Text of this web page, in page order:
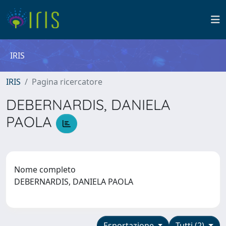
IRIS
IRIS Pagina ricercatore
DEBERNARDIS, DANIELA
PAOLA
Nome completo
DEBERNARDIS, DANIELA PAOLA